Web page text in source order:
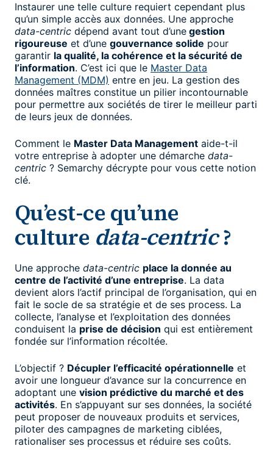
Instaurer une telle culture requiert cependant plus
qu’un simple accès aux données. Une approche
data-centric dépend avant tout d’une gestion
rigoureuse et d’une gouvernance solide pour
garantir la qualité, la cohérence et la sécurité de
l’information. C’est ici que le Master Data
Management (MDM) entre en jeu. La gestion des
données maîtres constitue un pilier incontournable
pour permettre aux sociétés de tirer le meilleur parti
de leurs jeux de données.
Comment le Master Data Management aide-t-il
votre entreprise à adopter une démarche data-
centric ? Semarchy décrypte pour vous cette notion
clé.
Qu’est-ce qu’une
culture data-centric?
Une approche data-centric place la donnée au
centre de l’activité d’une entreprise. La data
devient alors l’actif principal de l’organisation, qui en
fait le socle de sa stratégie et de ses process. La
collecte, l’analyse et l’exploitation des données
conduisent la prise de décision qui est entièrement
fondée sur l’information récoltée.
L’objectif ? Décupler l’efficacité opérationnelle et
avoir une longueur d’avance sur la concurrence en
adoptant une vision prédictive du marché et des
activités. En s’appuyant sur ses données, la société
peut proposer de nouveaux produits et services,
piloter des campagnes de marketing ciblées,
rationaliser ses processus et réduire ses coûts.